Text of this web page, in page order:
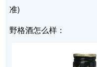
准)
野格酒怎么样：